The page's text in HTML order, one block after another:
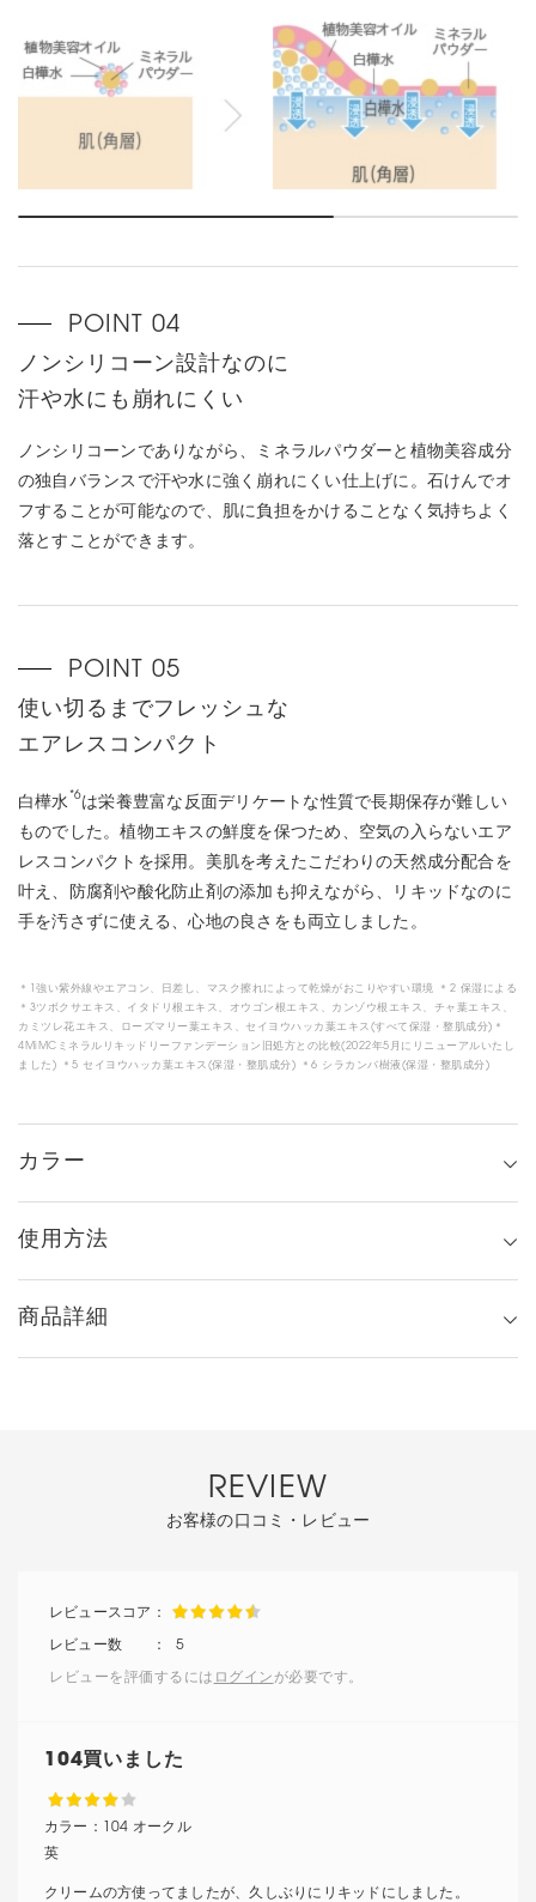
ノンシリコーン設計なのに
汗や水にも崩れにくい
ノンシリコーンでありながら、ミネラルパウダーと植物美容成分
の独自バランスで汗や水に強く崩れにくい仕上げに。石けんでオ
フすることが可能なので、肌に負担をかけることなく気持ちよく
落とすことができます。
使い切るまでフレッシュな
エアレスコンパクト
白樺水*6は栄養豊富な反面デリケートな性質で長期保存が難しい
ものでした。植物エキスの鮮度を保つため、空気の入らないエア
レスコンパクトを採用。美肌を考えたこだわりの天然成分配合を
叶え、防腐剤や酸化防止剤の添加も抑えながら、リキッドなのに
手を汚さずに使える、心地の良さをも両立しました。
＊1強い紫外線やエアコン、日差し、マスク擦れによって乾燥がおこりやすい環境 ＊2 保湿による
＊3ツボクサエキス、イタドリ根エキス、オウゴン根エキス、カンゾウ根エキス、チャ葉エキス、
カミツレ花エキス、ローズマリー葉エキス、セイヨウハッカ葉エキス(すべて保湿・整肌成分)＊
4MiMCミネラルリキッドリーファンデーション旧処方との比較(2022年5月にリニューアルいたし
ました) ＊5 セイヨウハッカ葉エキス(保湿・整肌成分) ＊6 シラカンバ樹液(保湿・整肌成分)
カラー
使用方法
商品詳細
REVIEW
お客様の口コミ・レビュー
5
レビューを評価するには ログイン が必要です。
104買いました
英
カラー： 104 オークル
クリームの方使ってましたが、久しぶりにリキッドにしました。